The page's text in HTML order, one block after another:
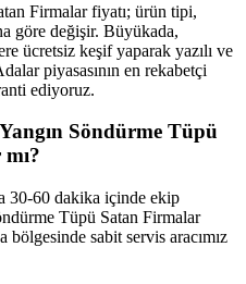
Firmalar fiyatı; ürün tipi,
göre değişir. Büyükada,
ücretsiz keşif yaparak yazılı ve
piyasasının en rekabetçi
ediyoruz.
Söndürme Tüpü
30-60 dakika içinde ekip
Tüpü Satan Firmalar
sabit servis aracımız